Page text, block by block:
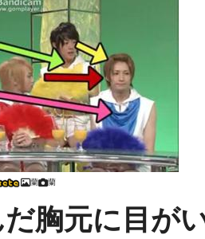
蘭 蘭
胸元に目が